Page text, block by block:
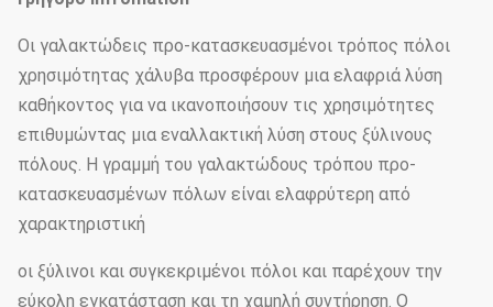
Οι γαλακτώδεις προ-κατασκευασμένοι τρόπος πόλοι
χρησιμότητας χάλυβα προσφέρουν μια ελαφριά λύση
καθήκοντος για να ικανοποιήσουν τις χρησιμότητες
επιθυμώντας μια εναλλακτική λύση στους ξύλινους
πόλους. Η γραμμή του γαλακτώδους τρόπου προ-
κατασκευασμένων πόλων είναι ελαφρύτερη από
χαρακτηριστική
οι ξύλινοι και συγκεκριμένοι πόλοι και παρέχουν την
εύκολη εγκατάσταση και τη χαμηλή συντήρηση. Ο